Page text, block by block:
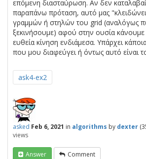
επόμενη διασταύρωση. Αν δεν
παραπάνω πρόταση, αυτό μας
γραμμών ή στηλών του grid (αναλόγως
ξεκινήσουμε) αφού στην ουσία
ευθεία κίνηση ενδιάμεσα. Υπάρχει
που μου διαφεύγει ή όντως αυτό είναι
ask4-ex2
asked Feb 6, 2021 in algorithms by dexter (
views
Answer Comment